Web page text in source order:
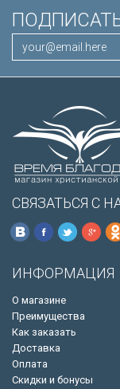
СВЯЗАТЬСЯ С
ИНФОРМАЦИЯ
О магазине
Преимущества
Как заказать
Доставка
Оплата
Скидки и бонусы